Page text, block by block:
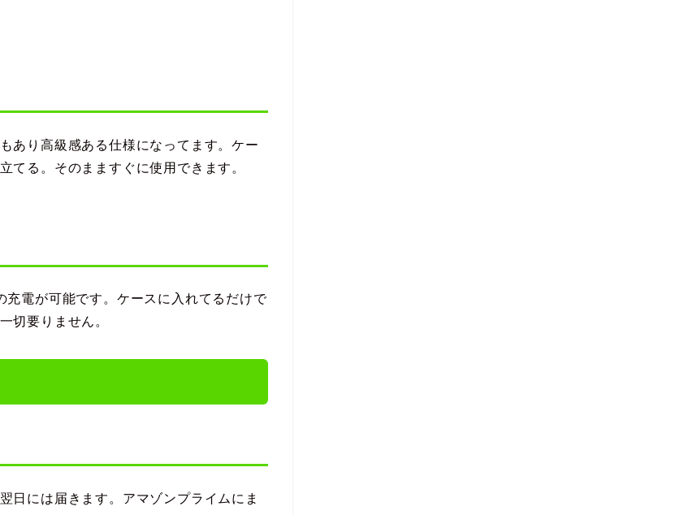
あり高級感ある仕様になってます。ケー
てる。そのまますぐに使用できます。
電が可能です。ケースに入れてるだけで
切要りません。
日には届きます。アマゾンプライムにま